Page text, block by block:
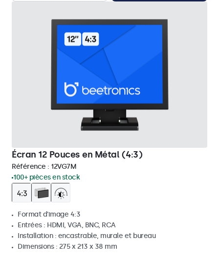
Écran 12 Pouces en Métal (4:3)
Référence : 12VG7M
100+ pièces en stock
Format d'image 4:3
Entrées : HDMI, VGA, BNC, RCA
Installation : encastrable, murale et bureau
Dimensions : 275 x 213 x 38 mm